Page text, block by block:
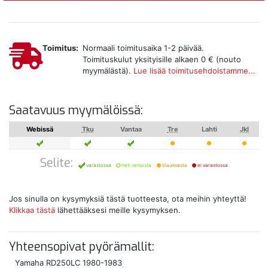
Toimitus: Normaali toimitusaika 1-2 päivää.
Toimituskulut yksityisille alkaen 0 € (nouto
myymälästä). Lue lisää toimitusehdoistamme...
Saatavuus myymälöissä:
Webissä Tku Vantaa Tre Lahti Jkl
Selite: varastossa heti verkosta tilauksesta ei varastossa
Jos sinulla on kysymyksiä tästä tuotteesta, ota meihin yhteyttä!
Klikkaa tästä lähettääksesi meille kysymyksen.
Yhteensopivat pyörämallit:
Yamaha RD250LC 1980-1983